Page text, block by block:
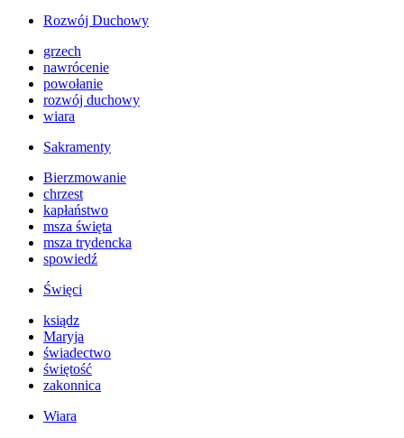
Rozwój Duchowy
grzech
nawrócenie
powołanie
rozwój duchowy
wiara
Sakramenty
Bierzmowanie
chrzest
kapłaństwo
msza święta
msza trydencka
spowiedź
Święci
ksiądz
Maryja
świadectwo
świętość
zakonnica
Wiara